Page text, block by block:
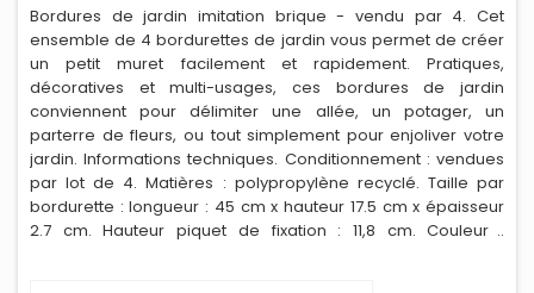
Bordures de jardin imitation brique - vendu par 4. Cet
ensemble de 4 bordurettes de jardin vous permet de créer
un petit muret facilement et rapidement. Pratiques,
décoratives et multi-usages, ces bordures de jardin
conviennent pour délimiter une allée, un potager, un
parterre de fleurs, ou tout simplement pour enjoliver votre
jardin. Informations techniques. Conditionnement : vendues
par lot de 4. Matières : polypropylène recyclé. Taille par
bordurette : longueur : 45 cm x hauteur 17.5 cm x épaisseur
2.7 cm. Hauteur piquet de fixation : 11,8 cm. Couleur :